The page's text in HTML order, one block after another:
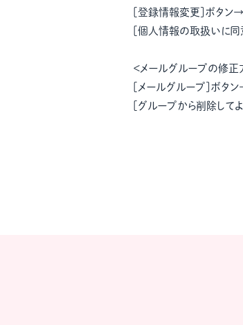
[登録情報変更]ボタン
[個人情報の取扱いに
＜メールグループの修正
[メールグループ]ボタ
[グループから削除して